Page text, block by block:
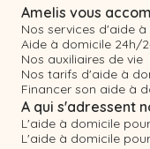
Amelis vous
Nos services d'aide
Aide à domicile 24h/
Nos auxiliaires de vie
Nos tarifs d'aide à
Financer son aide à
A qui s'adressent
L'aide à domicile
L'aide à domicile